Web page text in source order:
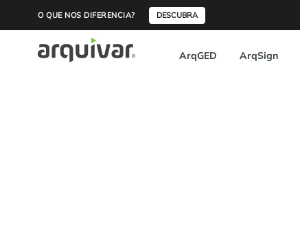
O QUE NOS DIFERENCIA? DESCUBRA
ArqGED ArqSign